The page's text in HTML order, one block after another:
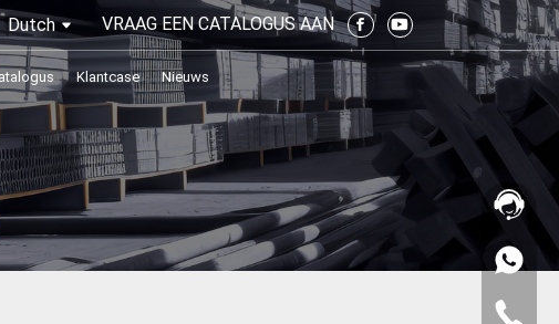
Dutch VRAAG EEN CATALOGUS AAN
Klantcase
Nieuws